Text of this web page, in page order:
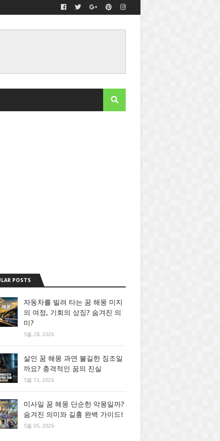
POSTS
자동차를 빌려 타는 꿈 해몽 미지
의 여정, 기회의 상징? 숨겨진 의
미?
5월 28, 2026
살인 꿈 해몽 과연 불길한 징조일
까요? 충격적인 꿈의 진실
5월 13, 2026
미사일 꿈 해몽 단순한 악몽일까?
숨겨진 의미와 길흉 완벽 가이드!
5월 05, 2026